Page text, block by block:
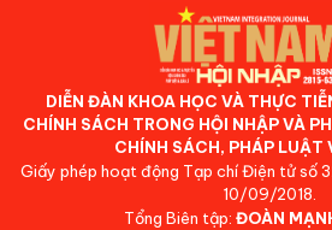
DIỄN ĐÀN KHOA HỌC VÀ THỰC
CHÍNH SÁCH TRONG HỘI NHẬP VÀ
CHÍNH SÁCH, PHÁP LUẬT
Giấy phép hoạt động Tạp chí Điện tử số
10/09/2018.
Tổng Biên tập: ĐOÀN